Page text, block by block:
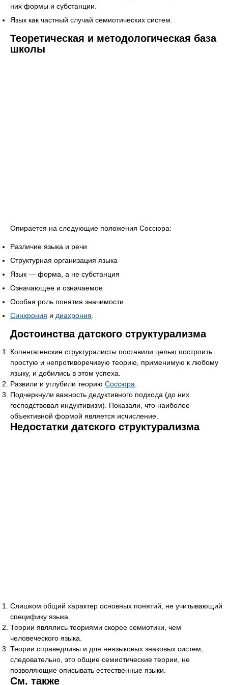
них формы и субстанции.
Язык как частный случай семиотических систем.
Теоретическая и методологическая база
школы
Опирается на следующие положения Соссюра:
Различие языка и речи
Структурная организация языка
Язык — форма, а не субстанция
Означающее и означаемое
Особая роль понятия значимости
Синхрония и диахрония
Достоинства датского структурализма
Копенгагенские структуралисты поставили целью построить
простую и непротиворечивую теорию, применимую к любому
языку, и добились в этом успеха.
Развили и углубили теорию Соссюра
Подчеркнули важность дедуктивного подхода (до них
господствовал индуктивизм). Показали, что наиболее
объективной формой является исчисление.
Недостатки датского структурализма
Слишком общий характер основных понятий, не учитывающий
специфику языка.
Теории являлись теориями скорее семиотики, чем
человеческого языка.
Теории справедливы и для неязыковых знаковых систем,
следовательно, это общие семиотические теории, не
позволяющие описывать естественные языки.
См. также